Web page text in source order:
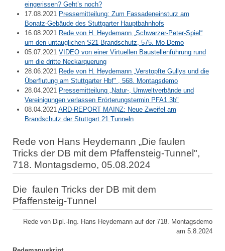
eingerissen? Geht’s noch?
17.08.2021 Pressemitteilung: Zum Fassadeneinsturz am
Bonatz-Gebäude des Stuttgarter Hauptbahnhofs
16.08.2021 Rede von H. Heydemann „Schwarzer-Peter-Spiel“
um den untauglichen S21-Brandschutz, 575. Mo-Demo
05.07.2021 VIDEO von einer Virtuellen Baustellenführung rund
um die dritte Neckarquerung
28.06.2021 Rede von H. Heydemann „Verstopfte Gullys und die
Überflutung am Stuttgarter Hbf" , 568. Montagsdemo
28.04.2021 Pressemitteilung „Natur-, Umweltverbände und
Vereinigungen verlassen Erörterungstermin PFA1.3b"
08.04.2021 ARD-REPORT MAINZ: Neue Zweifel am
Brandschutz der Stuttgart 21 Tunneln
Rede von Hans Heydemann „Die faulen
Tricks der DB mit dem Pfaffensteig-Tunnel",
718. Montagsdemo, 05.08.2024
Die faulen Tricks der DB mit dem
Pfaffensteig-Tunnel
Rede von Dipl.-Ing. Hans Heydemann auf der 718. Montagsdemo
am 5.8.2024